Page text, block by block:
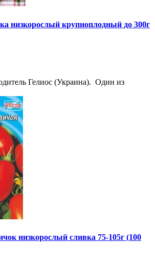
низкорослый крупноплодный до 300г
Гелиос (Украина). Один из
низкорослый сливка 75-105г (100